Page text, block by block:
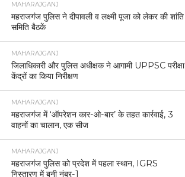
MAHARAJGANJ
महराजगंज पुलिस ने दीपावली व लक्ष्मी पूजा को लेकर की शांति
समिति बैठकें
MAHARAJGANJ
जिलाधिकारी और पुलिस अधीक्षक ने आगामी UPPSC परीक्षा
केंद्रों का किया निरीक्षण
MAHARAJGANJ
महराजगंज में ‘ऑपरेशन कार-ओ-बार’ के तहत कार्रवाई, 3
वाहनों का चालान, एक सीज
MAHARAJGANJ
महराजगंज पुलिस को प्रदेश में पहला स्थान, IGRS
निस्तारण में बनी नंबर-1